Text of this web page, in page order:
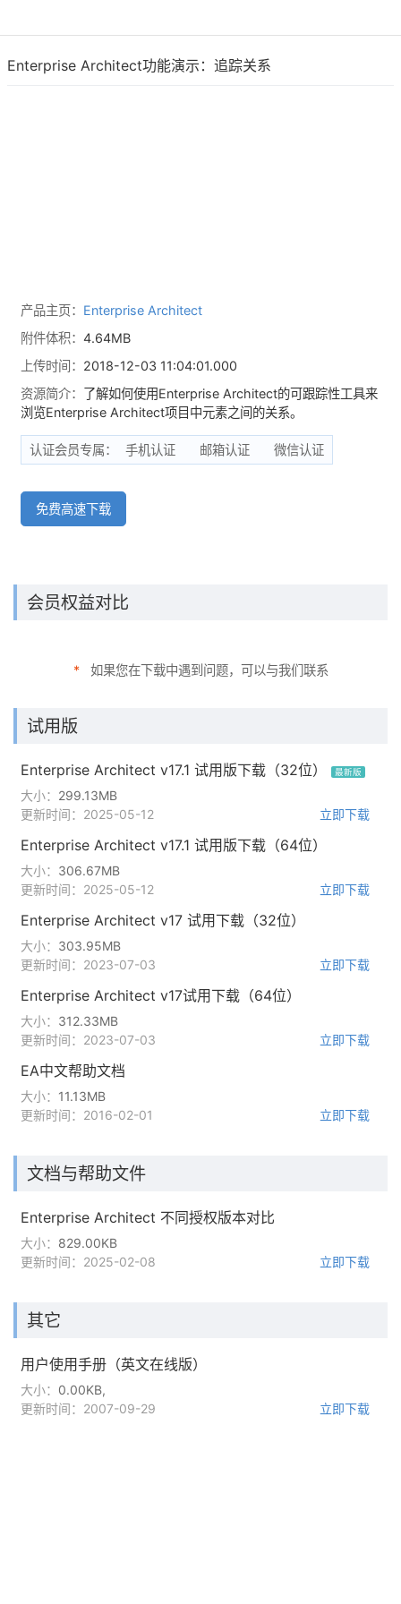
Enterprise Architect功能演示：追踪关系
产品主页： Enterprise Architect
附件体积： 4.64MB
上传时间： 2018-12-03 11:04:01.000
资源简介： 了解如何使用Enterprise Architect的可跟踪性工具来
浏览Enterprise Architect项目中元素之间的关系。
认证会员专属： 手机认证 邮箱认证 微信认证
免费高速下载
会员权益对比
* 如果您在下载中遇到问题，可以与我们联系
试用版
Enterprise Architect v17.1 试用版下载（32位） 最新版
大小： 299.13MB
更新时间：2025-05-12
立即下载
Enterprise Architect v17.1 试用版下载（64位）
大小： 306.67MB
更新时间：2025-05-12
立即下载
Enterprise Architect v17 试用下载（32位）
大小： 303.95MB
更新时间：2023-07-03
立即下载
Enterprise Architect v17试用下载（64位）
大小： 312.33MB
更新时间：2023-07-03
立即下载
EA中文帮助文档
大小： 11.13MB
更新时间：2016-02-01
立即下载
文档与帮助文件
Enterprise Architect 不同授权版本对比
大小： 829.00KB
更新时间：2025-02-08
立即下载
其它
用户使用手册（英文在线版）
大小： 0.00KB,
更新时间：2007-09-29
立即下载